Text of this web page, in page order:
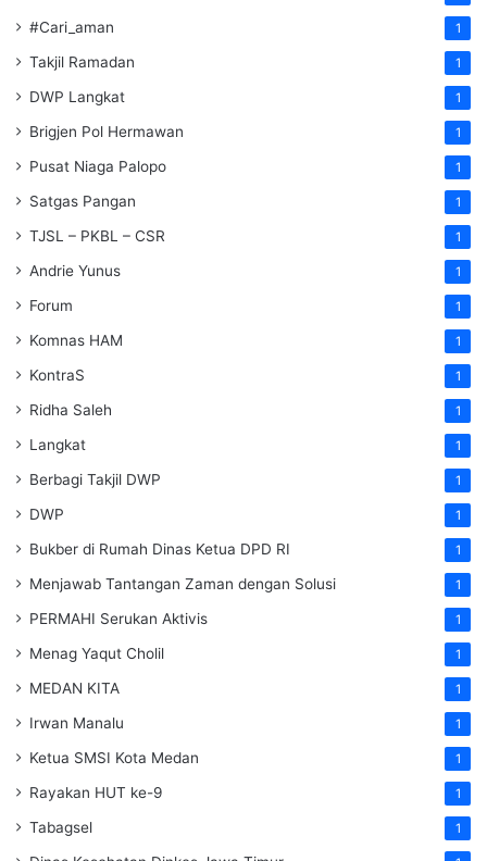
#Cari_aman 1
Takjil Ramadan 1
DWP Langkat 1
Brigjen Pol Hermawan 1
Pusat Niaga Palopo 1
Satgas Pangan 1
TJSL – PKBL – CSR 1
Andrie Yunus 1
Forum 1
Komnas HAM 1
KontraS 1
Ridha Saleh 1
Langkat 1
Berbagi Takjil DWP 1
DWP 1
Bukber di Rumah Dinas Ketua DPD RI 1
Menjawab Tantangan Zaman dengan Solusi 1
PERMAHI Serukan Aktivis 1
Menag Yaqut Cholil 1
MEDAN KITA 1
Irwan Manalu 1
Ketua SMSI Kota Medan 1
Rayakan HUT ke-9 1
Tabagsel 1